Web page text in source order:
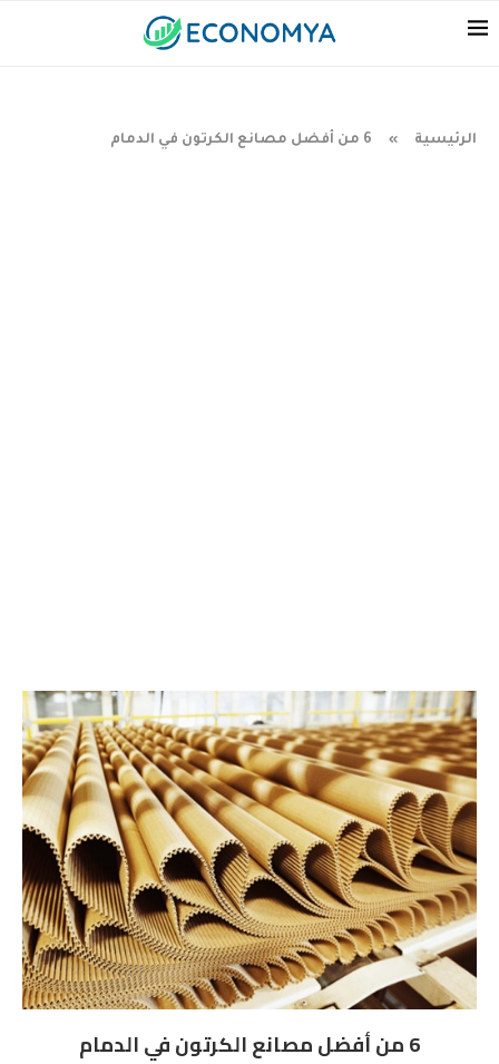
الرئيسية » 6 من أفضل مصانع الكرتون في الدمام
6 من أفضل مصانع الكرتون في الدمام